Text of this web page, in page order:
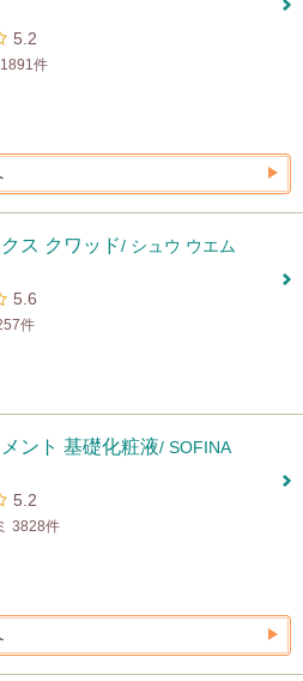
5.2
件
ス クワッド/ シュウ ウエム
5.6
件
ント 基礎化粧液/ SOFINA
5.2
3828件